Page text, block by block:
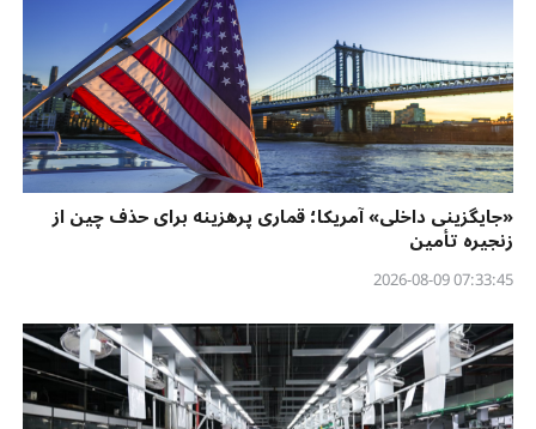
«جایگزینی داخلی» آمریکا؛ قماری پرهزینه برای حذف چین از
زنجیره تأمین
07:33:45 2026-08-09